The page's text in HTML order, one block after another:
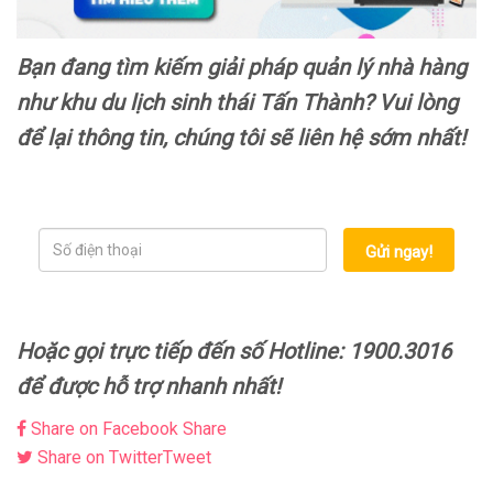
Bạn đang tìm kiếm giải pháp quản lý nhà hàng
như khu du lịch sinh thái Tấn Thành? Vui lòng
để lại thông tin, chúng tôi sẽ liên hệ sớm nhất!
Gửi ngay!
Hoặc gọi trực tiếp đến số Hotline: 1900.3016
để được hỗ trợ nhanh nhất!
Share on Facebook Share
Share on TwitterTweet